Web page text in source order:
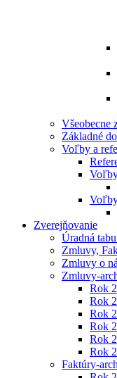
Všeobecne
Základné
Voľby a
Zverejňovanie
Úradná
Zmluvy,
Zmluvy o
Zmluvy-
Rok
Rok
Rok
Rok
Rok
Rok
Faktúry-